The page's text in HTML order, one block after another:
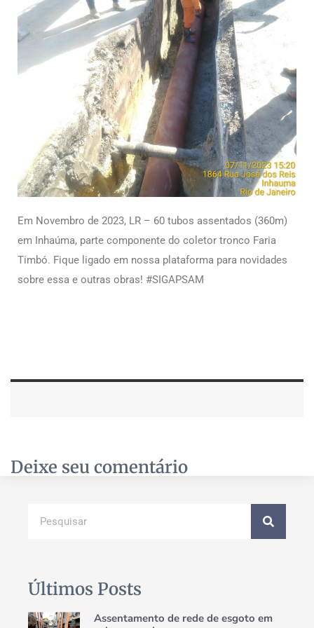
Em Novembro de 2023, LR – 60 tubos assentados (360m)
em Inhaúma, parte componente do coletor tronco Faria
Timbó. Fique ligado em nossa plataforma para novidades
sobre essa e outras obras! #SIGAPSAM
Deixe seu comentário
Últimos Posts
Assentamento de rede de esgoto em